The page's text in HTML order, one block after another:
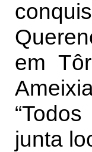
em
junta